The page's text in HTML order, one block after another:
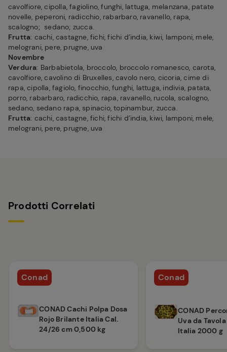
cavolfiore, cipolla, fagiolino, funghi, lattuga, melanzana, patate
novelle, peperoni, radicchio, rabarbaro, ravanello, rapa,
scalogno; sedano; zucca.
Frutta: cachi, castagne, fichi, fichi d’india, kiwi, lamponi, mele,
melograni, pere, prugne, uva
Novembre
Verdura: Barbabietola, broccolo, broccolo romanesco, carota,
cavolfiore, cavolino di Bruxelles, cavolo nero, cicoria, cime di
rapa, cipolla, fagiolo, finocchio, funghi, lattuga, indivia, patata,
porro, rabarbaro, radicchio, rapa, ravanello, rucola, scalogno,
sedano, sedano rapa, spinacio, topinambur, zucca.
Frutta: cachi, castagne, fichi, fichi d’india, kiwi, lamponi, mele,
melograni, pere, prugne, uva
Prodotti Correlati
Conad
CONAD Cachi Polpa Dosa
Rojo Brilante Italia Cal.
24/26 cm 0,500 kg
Conad
CONAD
Uva da
Italia 2000 g